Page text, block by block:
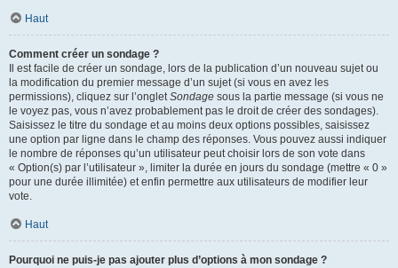
Haut
Comment créer un sondage ?
Il est facile de créer un sondage, lors de la publication d’un nouveau sujet ou
la modification du premier message d’un sujet (si vous en avez les
permissions), cliquez sur l’ongletSondage sous la partie message (si vous ne
le voyez pas, vous n’avez probablement pas le droit de créer des sondages).
Saisissez le titre du sondage et au moins deux options possibles, saisissez
une option par ligne dans le champ des réponses. Vous pouvez aussi indiquer
le nombre de réponses qu’un utilisateur peut choisir lors de son vote dans
« Option(s) par l’utilisateur », limiter la durée en jours du sondage (mettre « 0 »
pour une durée illimitée) et enfin permettre aux utilisateurs de modifier leur
vote.
Haut
Pourquoi ne puis-je pas ajouter plus d’options à mon sondage ?